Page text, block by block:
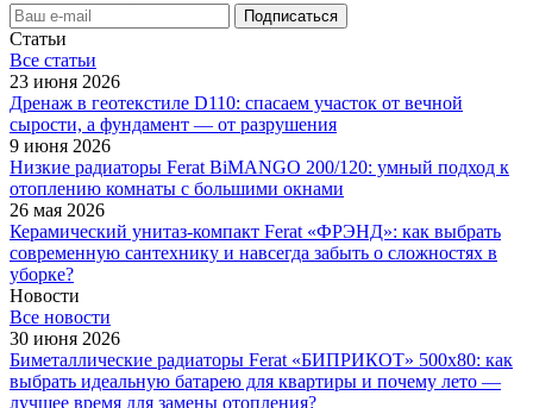
Статьи
Все cтатьи
23 июня 2026
Дренаж в геотекстиле D110: спасаем участок от вечной
сырости, а фундамент — от разрушения
9 июня 2026
Низкие радиаторы Ferat BiMANGO 200/120: умный подход к
отоплению комнаты с большими окнами
26 мая 2026
Керамический унитаз-компакт Ferat «ФРЭНД»: как выбрать
современную сантехнику и навсегда забыть о сложностях в
уборке?
Новости
Все новости
30 июня 2026
Биметаллические радиаторы Ferat «БИПРИКОТ» 500x80: как
выбрать идеальную батарею для квартиры и почему лето —
лучшее время для замены отопления?